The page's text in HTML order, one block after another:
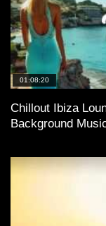
01:08:20
Chillout Ibiza
Background